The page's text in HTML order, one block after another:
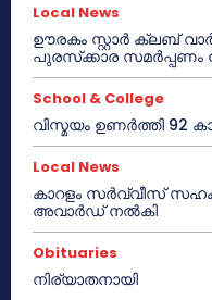
Local News
ഊരകം സ്റ്റാർ ക്ലബ്
പുരസ്‌ക്കാര സമർപ്പണം
School & College
വിസ്മയം ഉണർത്തി 92
Local News
കാറളം സർവ്വീസ്
അവാർഡ് നൽകി
Obituaries
നിര്യാതനായി